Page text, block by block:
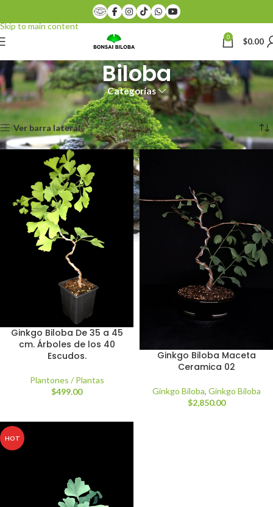
Skip to main content
0 $0.00
Biloba
Categorías
Inicio Productos etiquetados “Biloba”Mostrando todos los 3 resultados
Ver barra lateral
Ginkgo Biloba De 35 a 45
cm. Árboles de los 40
Escudos.
Plantones / Plantas
$499.00
Ginkgo Biloba Maceta
Ceramica 02
Ginkgo Biloba, Ginkgo Biloba
$2,850.00
HOT